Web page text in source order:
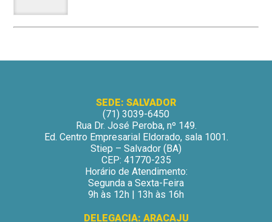
SEDE: SALVADOR
(71) 3039-6450
Rua Dr. José Peroba, nº 149.
Ed. Centro Empresarial Eldorado, sala 1001.
Stiep – Salvador (BA)
CEP: 41770-235
Horário de Atendimento:
Segunda a Sexta-Feira
9h às 12h | 13h às 16h
DELEGACIA: ARACAJU